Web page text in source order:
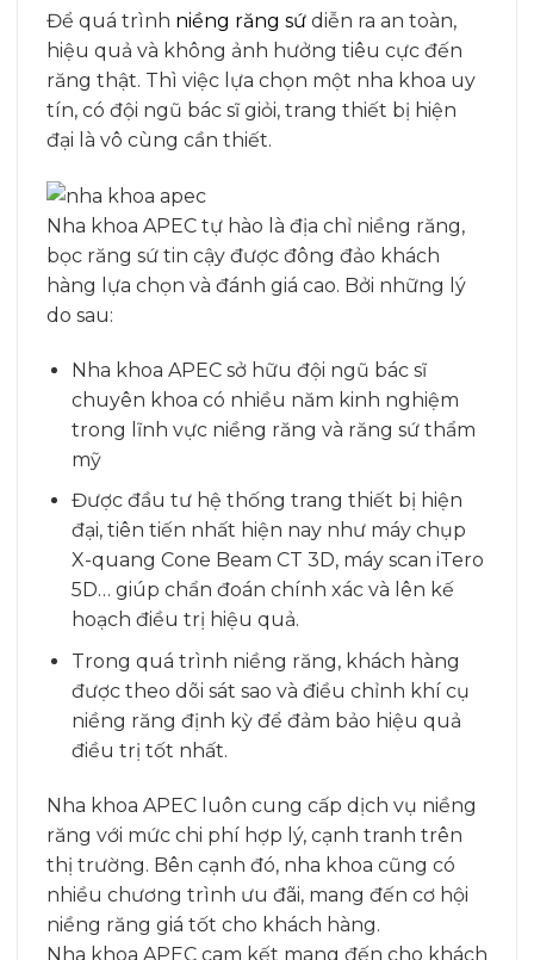
Để quá trình niềng răng sứ diễn ra an toàn,
hiệu quả và không ảnh hưởng tiêu cực đến
răng thật. Thì việc lựa chọn một nha khoa uy
tín, có đội ngũ bác sĩ giỏi, trang thiết bị hiện
đại là vô cùng cần thiết.
Nha khoa APEC tự hào là địa chỉ niềng răng,
bọc răng sứ tin cậy được đông đảo khách
hàng lựa chọn và đánh giá cao. Bởi những lý
do sau:
Nha khoa APEC sở hữu đội ngũ bác sĩ
chuyên khoa có nhiều năm kinh nghiệm
trong lĩnh vực niềng răng và răng sứ thẩm
mỹ
Được đầu tư hệ thống trang thiết bị hiện
đại, tiên tiến nhất hiện nay như máy chụp
X-quang Cone Beam CT 3D, máy scan iTero
5D… giúp chẩn đoán chính xác và lên kế
hoạch điều trị hiệu quả.
Trong quá trình niềng răng, khách hàng
được theo dõi sát sao và điều chỉnh khí cụ
niềng răng định kỳ để đảm bảo hiệu quả
điều trị tốt nhất.
Nha khoa APEC luôn cung cấp dịch vụ niềng
răng với mức chi phí hợp lý, cạnh tranh trên
thị trường. Bên cạnh đó, nha khoa cũng có
nhiều chương trình ưu đãi, mang đến cơ hội
niềng răng giá tốt cho khách hàng.
Nha khoa APEC cam kết mang đến cho khách